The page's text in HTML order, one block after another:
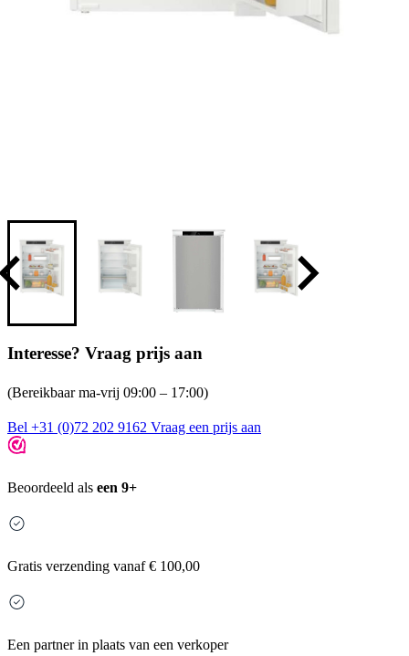
Interesse? Vraag prijs aan
(Bereikbaar ma-vrij 09:00 – 17:00)
Bel +31 (0)72 202 9162 Vraag een prijs aan
Beoordeeld als een 9+
Gratis verzending vanaf € 100,00
Een partner in plaats van een verkoper